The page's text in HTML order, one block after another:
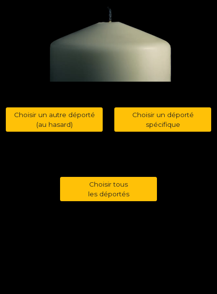
Choisir un autre déporté
(au hasard)
Choisir un déporté
spécifique
Choisir tous
les déportés